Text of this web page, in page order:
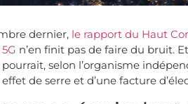
dernier, le rapport du Haut
n’en finit pas de faire du bruit.
selon l’organisme
de serre et d’une facture